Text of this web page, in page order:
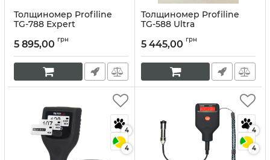
Толщиномер Profiline
TG-788 Expert
5 895,00 грн
Толщиномер Profiline
TG-588 Ultra
5 445,00 грн
4
4
4
4